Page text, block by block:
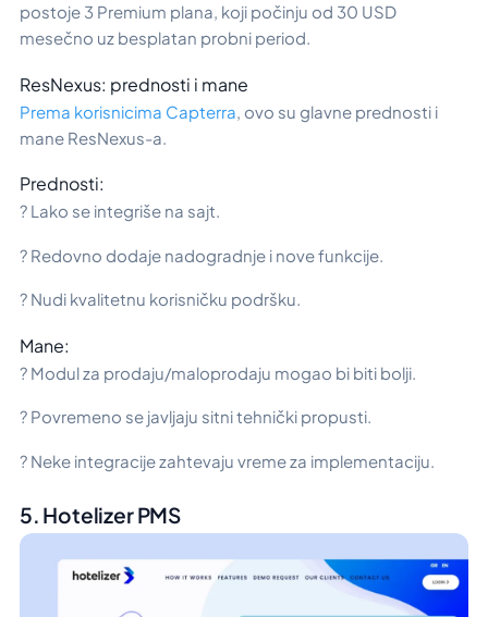
postoje 3 Premium plana, koji počinju od 30 USD
mesečno uz besplatan probni period.
ResNexus: prednosti i mane
Prema korisnicima Capterra , ovo su glavne prednosti i
mane ResNexus-a.
Prednosti:
? Lako se integriše na sajt.
? Redovno dodaje nadogradnje i nove funkcije.
? Nudi kvalitetnu korisničku podršku.
Mane:
? Modul za prodaju/maloprodaju mogao bi biti bolji.
? Povremeno se javljaju sitni tehnički propusti.
? Neke integracije zahtevaju vreme za implementaciju.
5. Hotelizer PMS